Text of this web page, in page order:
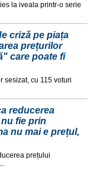
la iveala printr-o serie
criză pe piața
prețurilor
care poate fi
sesizat, cu 115 voturi
reducerea
fie prin
nu mai e prețul,
prețului